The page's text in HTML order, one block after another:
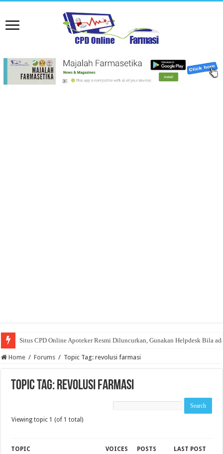
Situs CPD Online Apoteker Resmi Diluncurkan, Gunakan Helpdesk Bila
Home / Forums / Topic Tag: revolusi farmasi
Topic Tag: revolusi farmasi
Viewing topic 1 (of 1 total)
TOPIC VOICES POSTS LAST POST